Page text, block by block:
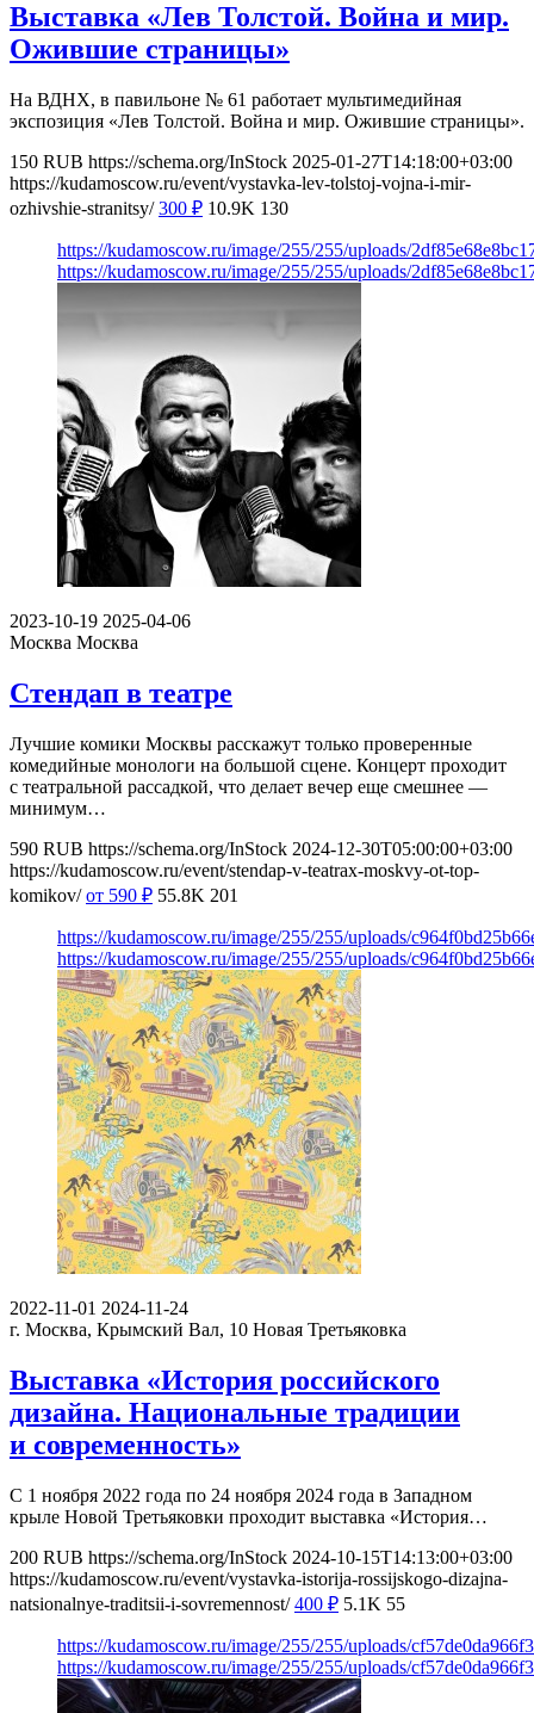
Выставка «Лев Толстой. Война и мир.
Ожившие страницы»
На ВДНХ, в павильоне № 61 работает мультимедийная
экспозиция «Лев Толстой. Война и мир. Ожившие страницы».
150 RUB https://schema.org/InStock 2025-01-27T14:18:00+03:00
https://kudamoscow.ru/event/vystavka-lev-tolstoj-vojna-i-mir-
ozhivshie-stranitsy/ 300 ₽ 10.9K 130
https://kudamoscow.ru/image/255/255/uploads/
https://kudamoscow.ru/image/255/255/uploads/
2023-10-19 2025-04-06
Москва Москва
Стендап в театре
Лучшие комики Москвы расскажут только проверенные
комедийные монологи на большой сцене. Концерт проходит
с театральной рассадкой, что делает вечер еще смешнее —
минимум…
590 RUB https://schema.org/InStock 2024-12-30T05:00:00+03:00
https://kudamoscow.ru/event/stendap-v-teatrax-moskvy-ot-top-
komikov/ от 590 ₽ 55.8K 201
https://kudamoscow.ru/image/255/255/uploads/
https://kudamoscow.ru/image/255/255/uploads/
2022-11-01 2024-11-24
г. Москва, Крымский Вал, 10 Новая Третьяковка
Выставка «История российского
дизайна. Национальные традиции
и современность»
С 1 ноября 2022 года по 24 ноября 2024 года в Западном
крыле Новой Третьяковки проходит выставка «История…
200 RUB https://schema.org/InStock 2024-10-15T14:13:00+03:00
https://kudamoscow.ru/event/vystavka-istorija-rossijskogo-dizajna-
natsionalnye-traditsii-i-sovremennost/ 400 ₽ 5.1K 55
https://kudamoscow.ru/image/255/255/uploads/
https://kudamoscow.ru/image/255/255/uploads/